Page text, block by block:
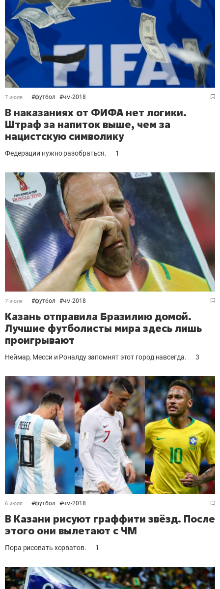
7 июля #футбол #чм-2018
В наказаниях от ФИФА нет логики.
Штраф за напиток выше, чем за
нацистскую символику
Федерации нужно разобраться. 1
7 июля #футбол #чм-2018
Казань отправила Бразилию домой.
Лучшие футболисты мира здесь лишь
проигрывают
Неймар, Месси и Роналду запомнят этот город навсегда. 3
6 июля #футбол #чм-2018
В Казани рисуют граффити звёзд. После
этого они вылетают с ЧМ
Пора рисовать хорватов. 1